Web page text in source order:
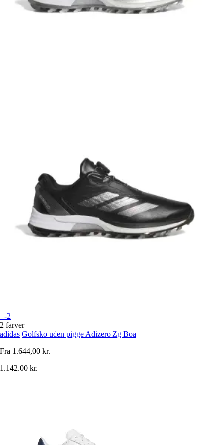
+-2
2 farver
adidas Golfsko uden pigge Adizero Zg Boa
Fra 1.644,00 kr.
1.142,00 kr.